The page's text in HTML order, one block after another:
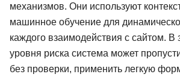
механизмов. Они используют
машинное обучение для
каждого взаимодействия с сайтом. В
уровня риска система может
без проверки, применить легкую